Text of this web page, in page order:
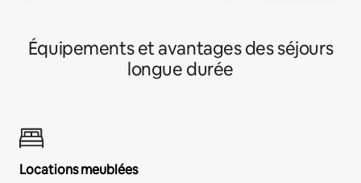
Équipements et avantages des séjours
longue durée
Locations meublées